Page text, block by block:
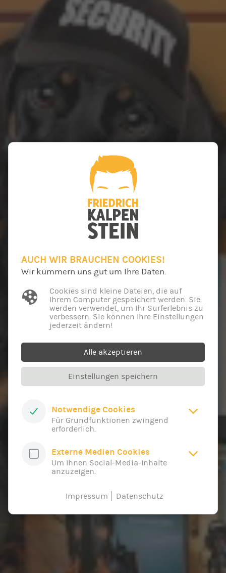
AUCH WIR BRAUCHEN COOKIES!
Wir kümmern uns gut um Ihre Daten.
Cookies sind kleine Dateien, die auf
Ihrem Computer gespeichert werden. Sie
werden verwendet, um Ihr Surferlebnis zu
verbessern. Sie können Ihre Einstellungen
jederzeit ändern!
Alle akzeptieren
Einstellungen speichern
Notwendige Cookies
Für Grundfunktionen zwingend
erforderlich.
Externe Medien Cookies
Um Ihnen Social-Media-Inhalte
anzuzeigen.
Impressum Datenschutz